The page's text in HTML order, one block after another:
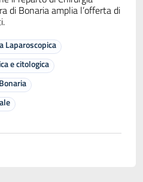
di Bonaria amplia l’offerta di
Laparoscopica
e citologica